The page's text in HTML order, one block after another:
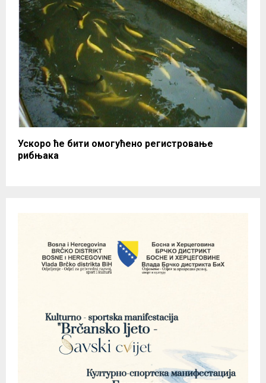
Ускоро ће бити омогућено регистровање
рибњака